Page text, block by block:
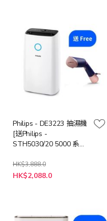
Philips - DE3223 抽濕機
[送Philips -
STH5030/20 5000 系列
軍藍 (價值: $698)]
HK$3,888.0
特
殊
HK$2,088.0